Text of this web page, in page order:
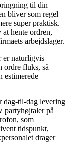
til din
bliver som regel
super praktisk.
hente ordren,
arbejdslager.
er naturligvis
ordre fluks, så
estimerede
dag-til-dag levering
partyhøjtaler på
som
tidspunkt,
drager